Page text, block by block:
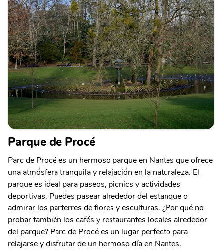
Parque de Procé
Parc de Procé es un hermoso parque en Nantes que ofrece
una atmósfera tranquila y relajación en la naturaleza. El
parque es ideal para paseos, picnics y actividades
deportivas. Puedes pasear alrededor del estanque o
admirar los parterres de flores y esculturas. ¿Por qué no
probar también los cafés y restaurantes locales alrededor
del parque? Parc de Procé es un lugar perfecto para
relajarse y disfrutar de un hermoso día en Nantes.